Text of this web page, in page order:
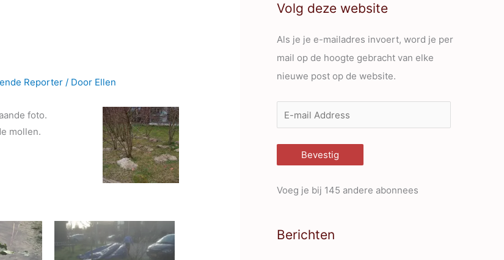
Reporter / Door Ellen
foto.
mollen.
Volg deze website
Als je je e-mailadres invoert, word je per
mail op de hoogte gebracht van elke
nieuwe post op de website.
-
m
a
d
Bevestig
Voeg je bij 145 andere abonnees
Berichten